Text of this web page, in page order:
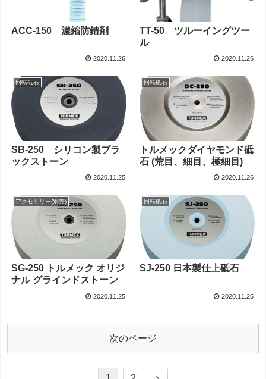
ACC-150 濃縮防錆剤
2020.11.26
TT-50 ツルーイングツー
ル
2020.11.26
回転砥石
SB-250 シリコン製ブラ
ックストーン
2020.11.25
回転砥石
トルメックダイヤモンド砥
石 (荒目、細目、極細目)
2020.11.26
アクセサリー(別売)
SG-250 トルメック オリジ
ナル グラインドストーン
2020.11.25
回転砥石
SJ-250 日本製仕上砥石
2020.11.25
次のページ